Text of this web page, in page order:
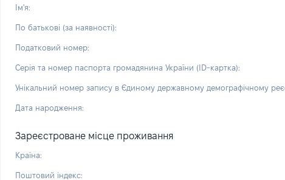
Ім'я:
По батькові (за наявності):
Податковий номер:
Серія та номер паспорта громадянина України (ID-картка):
Унікальний номер запису в Єдиному державному демографічному
Дата народження:
Зареєстроване місце проживання
Країна:
Поштовий індекс: